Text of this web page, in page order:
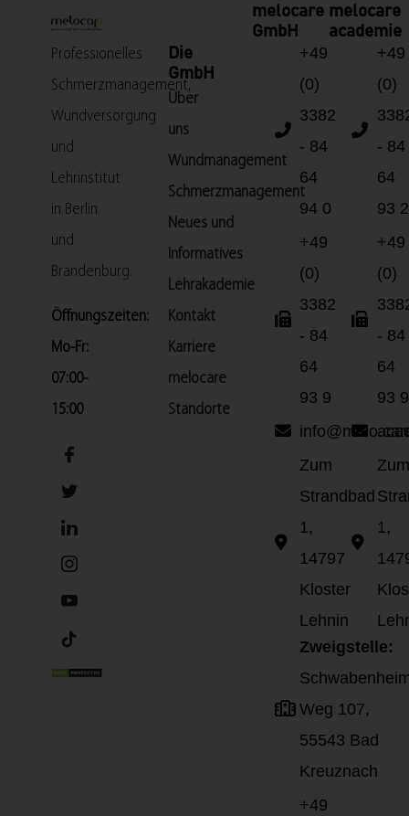
Professionelles
Schmerzmanagement,
Wundversorgung
und
Lehrinstitut
in Berlin
und
Brandenburg.
Öffnungszeiten:
Mo-Fr:
07:00-
15:00
Die
GmbH
Über
uns
Wundmanagement
Schmerzmanagement
Neues und
Informatives
Lehrakademie
Kontakt
Karriere
melocare
Standorte
melocare
GmbH
+49
(0)
3382
- 84
64
94 0
+49
(0)
3382
- 84
64
93 9
Zum
Strandbad
1,
14797
Kloster
Lehnin
Zweigstelle:
Weg 107,
55543 Bad
Kreuznach
+49
melocare
academie
+49
(0)
- 84
64
93 2
+49
(0)
- 84
64
93 9
Zum
1,